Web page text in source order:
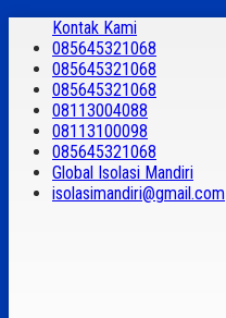
Kontak Kami
085645321068
085645321068
085645321068
08113004088
08113100098
085645321068
Global Isolasi Mandiri
isolasimandiri@gmail.com